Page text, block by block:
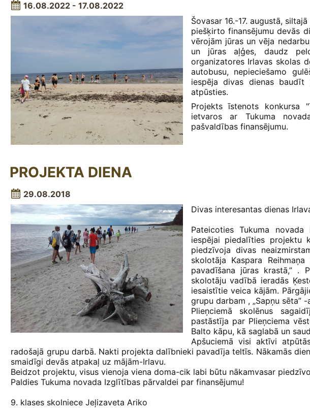
16.08.2022 - 17.08.2022
Šovasar 16.-17. augustā,
piešķirto finansējumu devās
vērojām jūras un vēja
un jūras aļģes, daudz
organizatores Irlavas skolas
autobusu, nepieciešamo
iespēja divas dienas
atpūsties.
Projekts īstenots konkursa
ietvaros ar Tukuma
pašvaldības finansējumu.
PROJEKTA DIENA
29.08.2018
Divas interesantas dienas
Pateicoties Tukuma
iespējai piedalīties projektu
piedzīvoja divas
skolotāja Kaspara
pavadīšana jūras krastā,” .
skolotāju vadībā ieradās
iesaistītie veica kājām.
grupu darbam , „Sapņu sēta”
Plieņciemā skolēnus
pastāstīja par Plieņciema
Balto kāpu, kā saglabā un
Apšuciemā visi aktīvi
radošajā grupu darbā. Nakti projekta dalībnieki pavadīja teltīs. Nākamās
smaidīgi devās atpakaļ uz mājām-Irlavu.
Beidzot projektu, visus vienoja viena doma-cik labi būtu nākamvasar
Paldies Tukuma novada Izglītības pārvaldei par finansējumu!
9. klases skolniece Jeļizaveta Ariko